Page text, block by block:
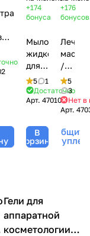
+174
бонуса
Мыло
жидкое
для
лица
/
Facial
GiGi,
Lipacid,
120
5
1
Достаточно
Арт. 47010
В
корзину
+176
бонусов
маска
/
Mask,
GiGi,
75
5
3
Нет в
Арт.
Аппаратная
косметология
Гели для
аппаратной
косметологии: